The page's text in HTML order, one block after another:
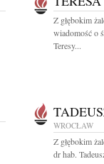
Z głębokim
wiadomość o
Teresy...
WROCŁAW
Z głębokim
dr hab.